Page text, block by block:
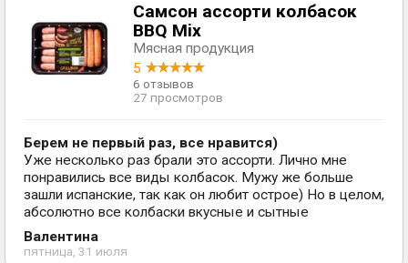
Самсон ассорти колбасок
BBQ Mix
Мясная продукция
5
6 отзывов
27 просмотров
Берем не первый раз, все нравится)
Уже несколько раз брали это ассорти. Лично мне
понравились все виды колбасок. Мужу же больше
зашли испанские, так как он любит острое) Но в целом,
абсолютно все колбаски вкусные и сытные
Валентина
пятница, 31 июля